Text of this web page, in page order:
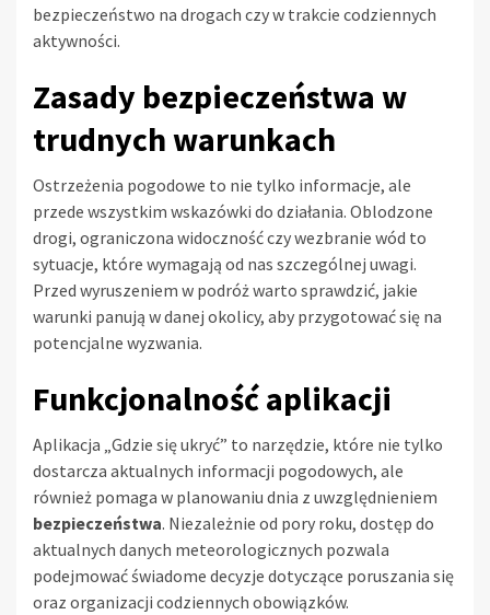
bezpieczeństwo na drogach czy w trakcie codziennych
aktywności.
Zasady bezpieczeństwa w
trudnych warunkach
Ostrzeżenia pogodowe to nie tylko informacje, ale
przede wszystkim wskazówki do działania. Oblodzone
drogi, ograniczona widoczność czy wezbranie wód to
sytuacje, które wymagają od nas szczególnej uwagi.
Przed wyruszeniem w podróż warto sprawdzić, jakie
warunki panują w danej okolicy, aby przygotować się na
potencjalne wyzwania.
Funkcjonalność aplikacji
Aplikacja „Gdzie się ukryć” to narzędzie, które nie tylko
dostarcza aktualnych informacji pogodowych, ale
również pomaga w planowaniu dnia z uwzględnieniem
bezpieczeństwa. Niezależnie od pory roku, dostęp do
aktualnych danych meteorologicznych pozwala
podejmować świadome decyzje dotyczące poruszania się
oraz organizacji codziennych obowiązków.